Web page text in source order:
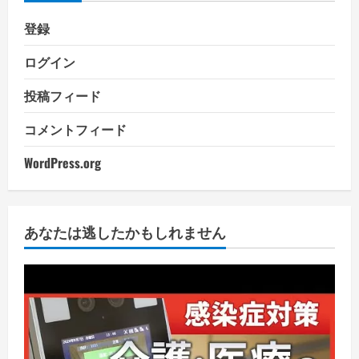
登録
ログイン
投稿フィード
コメントフィード
WordPress.org
あなたは逃したかもしれません